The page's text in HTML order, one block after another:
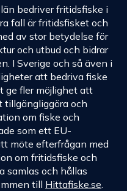
bedriver fritidsfiske i
fall är fritidsfisket och
av stor betydelse för
och utbud och bidrar
I Sverige och så även i
att bedriva fiske
ge fler möjlighet att
tillgängliggöra och
om fiske och
som ett EU-
möte efterfrågan med
om fritidsfiske och
samlas och hållas
till Hittafiske.se